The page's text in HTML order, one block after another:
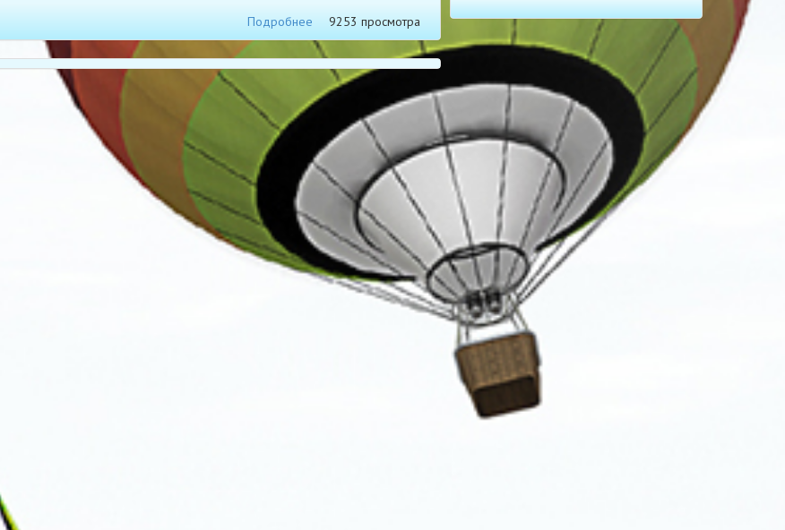
Подробнее
9253 просмотра